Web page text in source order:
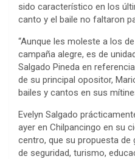
sido característico en los
canto y el baile no faltaron
“Aunque les moleste a los
campaña alegre, es de
Salgado Pineda en
de su principal opositor,
bailes y cantos en sus
Evelyn Salgado
ayer en Chilpancingo en su
centro, que su propuesta de
de seguridad, turismo,